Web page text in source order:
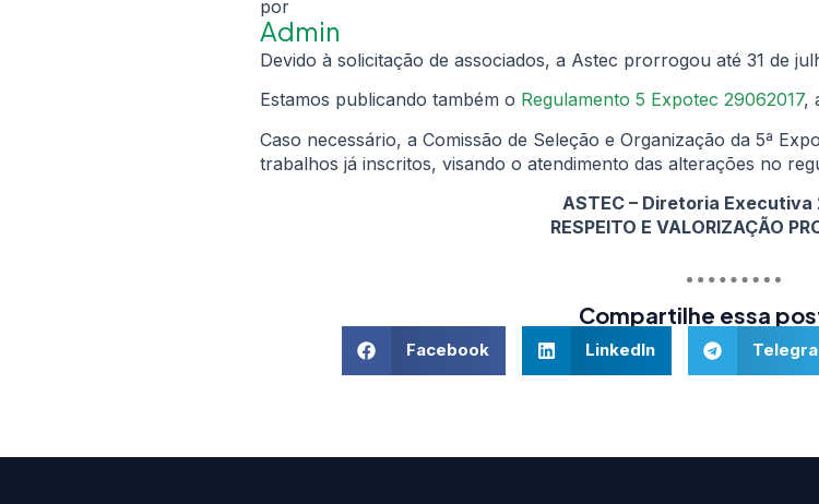
Admin
Devido à solicitação de associados, a Astec prorrogou até 31 de
Estamos publicando também o Regulamento 5 Expotec 29062017,
Caso necessário, a Comissão de Seleção e Organização da 5ª
trabalhos já inscritos, visando o atendimento das alterações no
ASTEC – Diretoria Executiva
RESPEITO E VALORIZAÇÃO
Compartilhe essa
Facebook LinkedIn